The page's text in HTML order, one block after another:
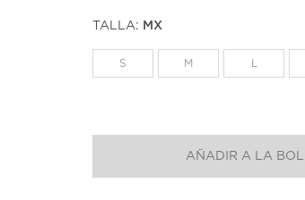
TALLA: MX
S M
AÑADIR A LA